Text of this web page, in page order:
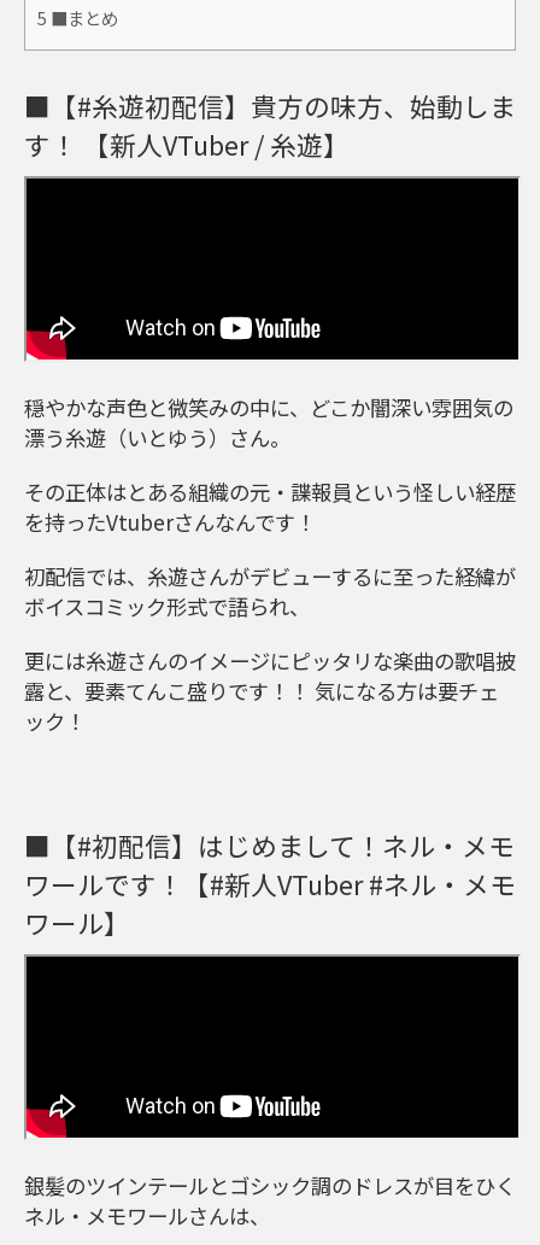
5 ■まとめ
■【#糸遊初配信】貴方の味方、始動しま
す！ 【新人VTuber / 糸遊】
穏やかな声色と微笑みの中に、どこか闇深い雰囲気の
漂う糸遊（いとゆう）さん。
その正体はとある組織の元・諜報員という怪しい経歴
を持ったVtuberさんなんです！
初配信では、糸遊さんがデビューするに至った経緯が
ボイスコミック形式で語られ、
更には糸遊さんのイメージにピッタリな楽曲の歌唱披
露と、要素てんこ盛りです！！ 気になる方は要チェ
ック！
■【#初配信】はじめまして！ネル・メモ
ワールです！【#新人VTuber #ネル・メモ
ワール】
銀髪のツインテールとゴシック調のドレスが目をひく
ネル・メモワールさんは、